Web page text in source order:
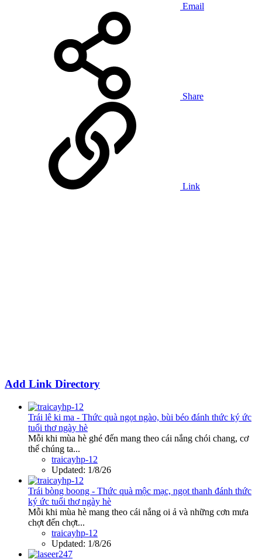
Email
Share
Link
Add Link Directory
Trái lê ki ma - Thức quà ngọt ngào, bùi béo đánh thức ký ức
tuổi thơ ngày hè
Mỗi khi mùa hè ghé đến mang theo cái nắng chói chang, cơ
thể chúng ta...
traicayhp-12
Updated: 1/8/26
Trái bòng boong - Thức quà mộc mạc, ngọt thanh đánh thức
ký ức tuổi thơ ngày hè
Mỗi khi mùa hè mang theo cái nắng oi ả và những cơn mưa
chợt đến chợt...
traicayhp-12
Updated: 1/8/26